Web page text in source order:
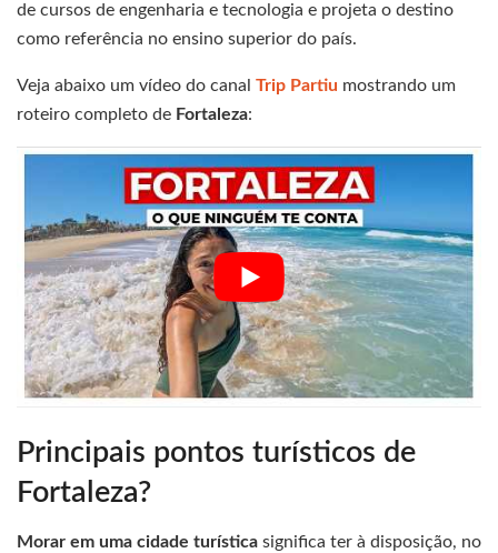
de cursos de engenharia e tecnologia e projeta o destino
como referência no ensino superior do país.
Veja abaixo um vídeo do canal Trip Partiu mostrando um
roteiro completo de Fortaleza:
Principais pontos turísticos de
Fortaleza?
Morar em uma cidade turística significa ter à disposição, no